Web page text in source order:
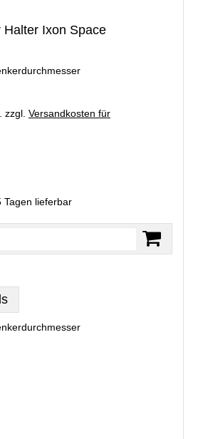
Halter Ixon Space
zzgl. Versandkosten für
Tagen lieferbar